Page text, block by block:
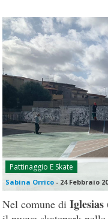
Pattinaggio E Skate
Sabina Orrico - 24 Febbraio
Nel comune diIglesias